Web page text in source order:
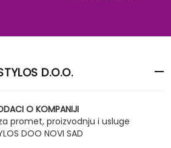
D.O.O.
O KOMPANIJI
promet, proizvodnju i usluge
DOO NOVI SAD